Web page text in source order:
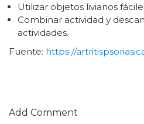
Utilizar objetos livianos
Combinar actividad y
actividades.
Fuente: https://
Add Comment